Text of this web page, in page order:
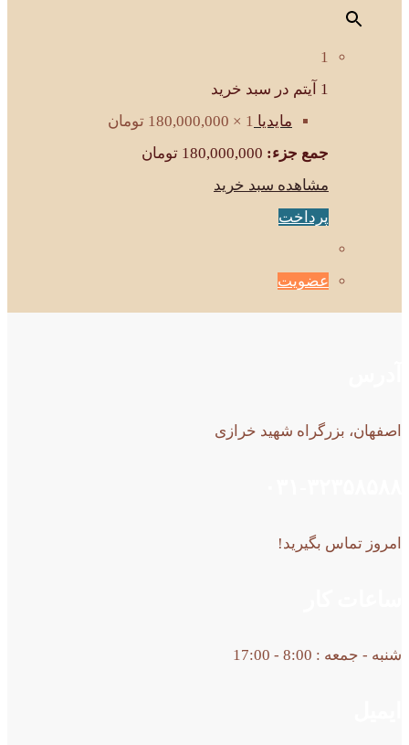
1
1 آیتم در سبد خرید
مایدیا 1 ×
180,000,000 تومان
جمع جزء: 180,000,000 تومان
مشاهده سبد خرید
پرداخت
عضویت
اصفهان، بزرگراه شهید خرازی
امروز تماس بگیرید!
شنبه - جمعه : 8:00 - 17:00